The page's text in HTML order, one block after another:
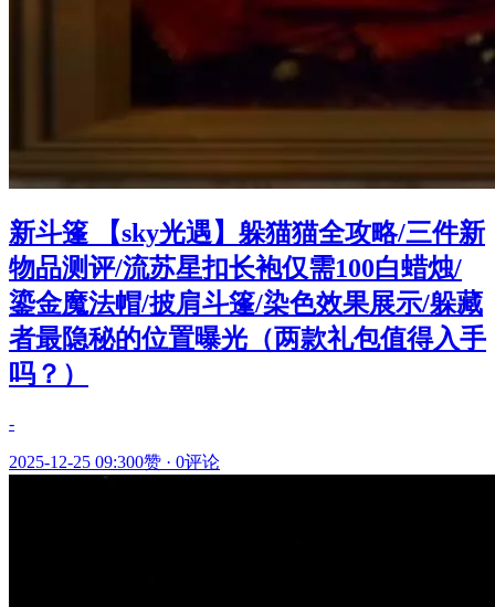
新斗篷 【sky光遇】躲猫猫全攻略/三件新
物品测评/流苏星扣长袍仅需100白蜡烛/
鎏金魔法帽/披肩斗篷/染色效果展示/躲藏
者最隐秘的位置曝光（两款礼包值得入手
吗？）
-
2025-12-25 09:300赞 · 0评论